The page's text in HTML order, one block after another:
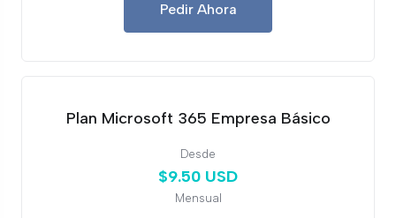
Pedir Ahora
Plan Microsoft 365 Empresa Básico
Desde
$9.50 USD
Mensual